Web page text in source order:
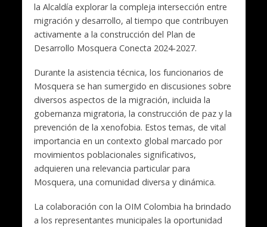
la Alcaldía explorar la compleja intersección entre
migración y desarrollo, al tiempo que contribuyen
activamente a la construcción del Plan de
Desarrollo Mosquera Conecta 2024-2027.
Durante la asistencia técnica, los funcionarios de
Mosquera se han sumergido en discusiones sobre
diversos aspectos de la migración, incluida la
gobernanza migratoria, la construcción de paz y la
prevención de la xenofobia. Estos temas, de vital
importancia en un contexto global marcado por
movimientos poblacionales significativos,
adquieren una relevancia particular para
Mosquera, una comunidad diversa y dinámica.
La colaboración con la OIM Colombia ha brindado
a los representantes municipales la oportunidad